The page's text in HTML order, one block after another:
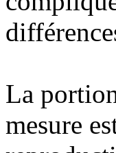
La
mesure